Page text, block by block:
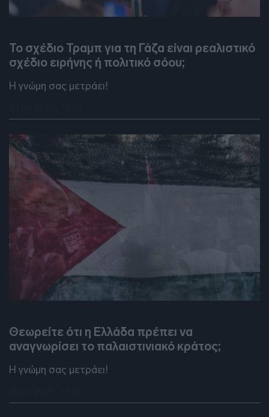
Το σχέδιο Τραμπ για τη Γάζα είναι ρεαλιστικό
σχέδιο ειρήνης ή πολιτικό σόου;
Η γνώμη σας μετράει!
Θεωρείτε ότι η Ελλάδα πρέπει να
αναγνωρίσει το παλαιστινιακό κράτος;
Η γνώμη σας μετράει!